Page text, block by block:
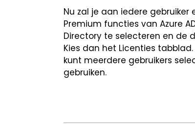
Nu zal je aan iedere
Premium functies van Azure
Directory te selecteren en de
Kies dan het Licenties tabblad.
kunt meerdere gebruikers
gebruiken.